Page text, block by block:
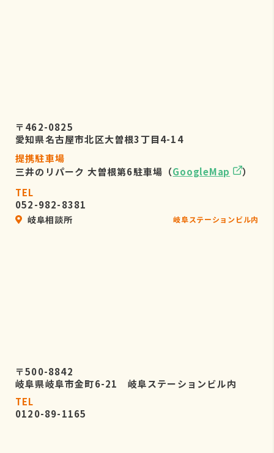
〒462-0825
愛知県名古屋市北区大曽根3丁目4-14
提携駐車場
三井のリパーク 大曽根第6駐車場（GoogleMap
）
TEL
052-982-8381
岐阜相談所 岐阜ステーションビル内
〒500-8842
岐阜県岐阜市金町6-21 岐阜ステーションビル内
TEL
0120-89-1165